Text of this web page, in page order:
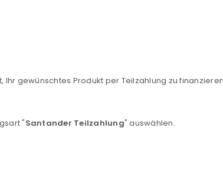
durch
gewünschtes Produkt per Teilzahlung zu
"Santander Teilzahlung" auswählen.